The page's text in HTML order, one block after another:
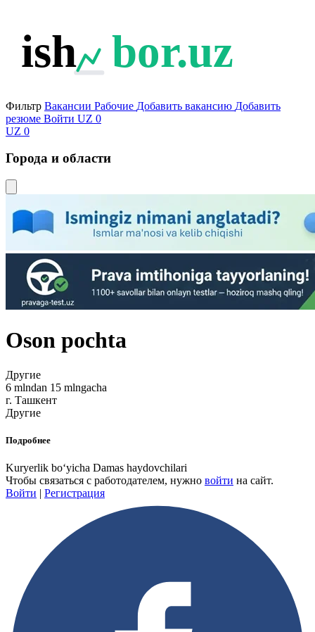
ish bor.uz
Фильтр Вакансии Рабочие Добавить вакансию Добавить
резюме Войти UZ 0
UZ 0
Города и области
Oson pochta
Другие
6 mlndan 15 mlngacha
г. Ташкент
Другие
Подробнее
Kuryerlik boʻyicha Damas haydovchilari
Чтобы связаться с работодателем, нужно войти на сайт.
Войти | Регистрация